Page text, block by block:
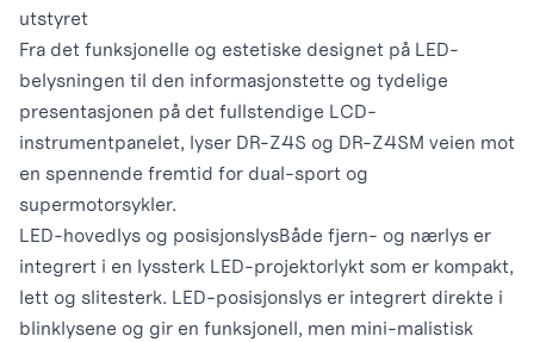
utstyret
Fra det funksjonelle og estetiske designet på LED-
belysningen til den informasjonstette og tydelige
presentasjonen på det fullstendige LCD-
instrumentpanelet, lyser DR-Z4S og DR-Z4SM veien mot
en spennende fremtid for dual-sport og
supermotorsykler.
LED-hovedlys og posisjonslysBåde fjern- og nærlys er
integrert i en lyssterk LED-projektorlykt som er kompakt,
lett og slitesterk. LED-posisjonslys er integrert direkte i
blinklysene og gir en funksjonell, men mini-malistisk